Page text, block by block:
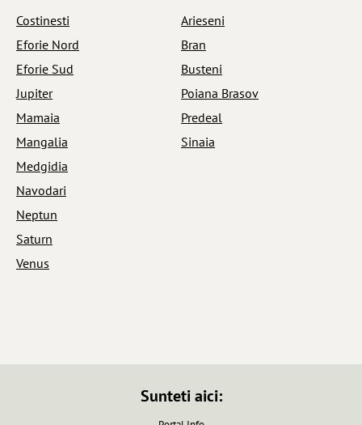
Costinesti
Eforie Nord
Eforie Sud
Jupiter
Mamaia
Mangalia
Medgidia
Navodari
Neptun
Saturn
Venus
Arieseni
Bran
Busteni
Poiana Brasov
Predeal
Sinaia
Sunteti aici: